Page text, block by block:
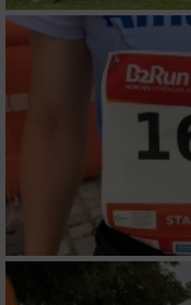
Funktional